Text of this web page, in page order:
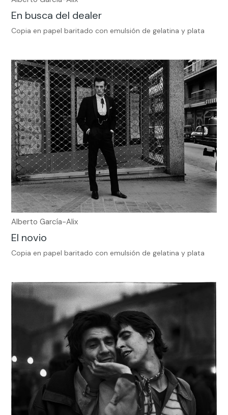
En busca del dealer
Copia en papel baritado con emulsión de gelatina y plata
Alberto García-Alix
El novio
Copia en papel baritado con emulsión de gelatina y plata